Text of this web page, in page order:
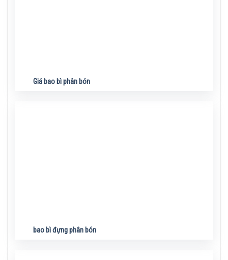
Giá bao bì phân bón
bao bì đựng phân bón